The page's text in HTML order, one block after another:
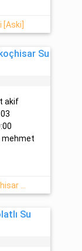
Su
akif
mehmet
Su